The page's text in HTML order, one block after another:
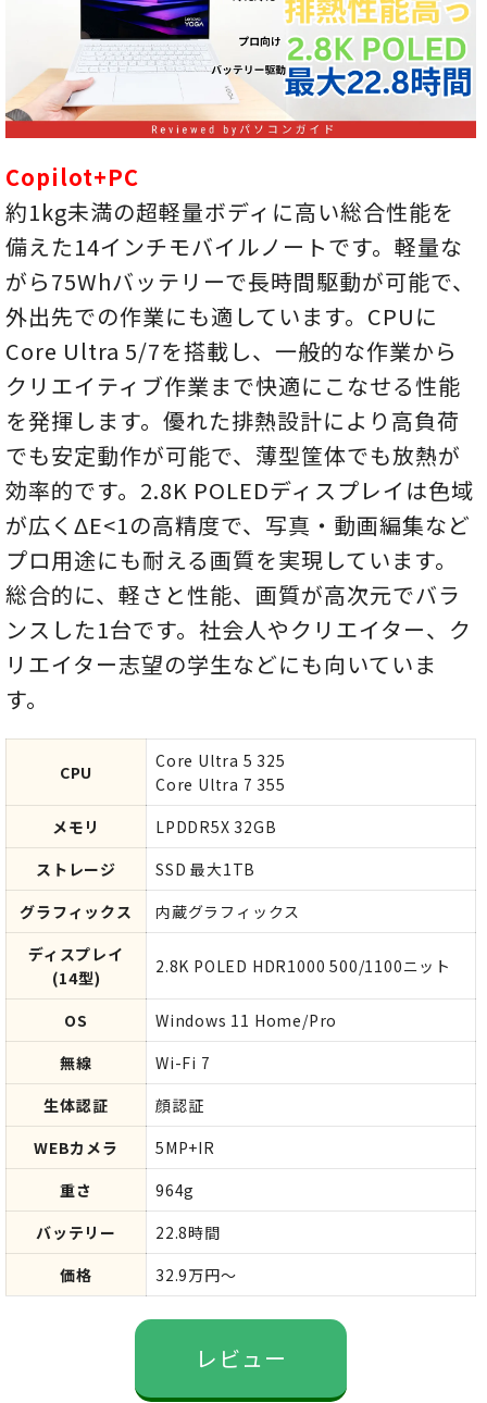
Copilot+PC
約1kg未満の超軽量ボディに高い総合性能を
備えた14インチモバイルノートです。軽量な
がら75Whバッテリーで長時間駆動が可能で、
外出先での作業にも適しています。CPUに
Core Ultra 5/7を搭載し、一般的な作業から
クリエイティブ作業まで快適にこなせる性能
を発揮します。優れた排熱設計により高負荷
でも安定動作が可能で、薄型筐体でも放熱が
効率的です。2.8K POLEDディスプレイは色域
が広くΔE<1の高精度で、写真・動画編集など
プロ用途にも耐える画質を実現しています。
総合的に、軽さと性能、画質が高次元でバラ
ンスした1台です。社会人やクリエイター、ク
リエイター志望の学生などにも向いていま
す。
CPU
Core Ultra 5 325
Core Ultra 7 355
メモリ
LPDDR5X 32GB
ストレージ
SSD 最大1TB
グラフィックス
内蔵グラフィックス
ディスプレイ
(14型)
2.8K POLED HDR1000 500/1100ニット
OS
Windows 11 Home/Pro
無線
Wi-Fi 7
生体認証
顔認証
WEBカメラ
5MP+IR
重さ
964g
バッテリー
22.8時間
価格
32.9万円～
レビュー